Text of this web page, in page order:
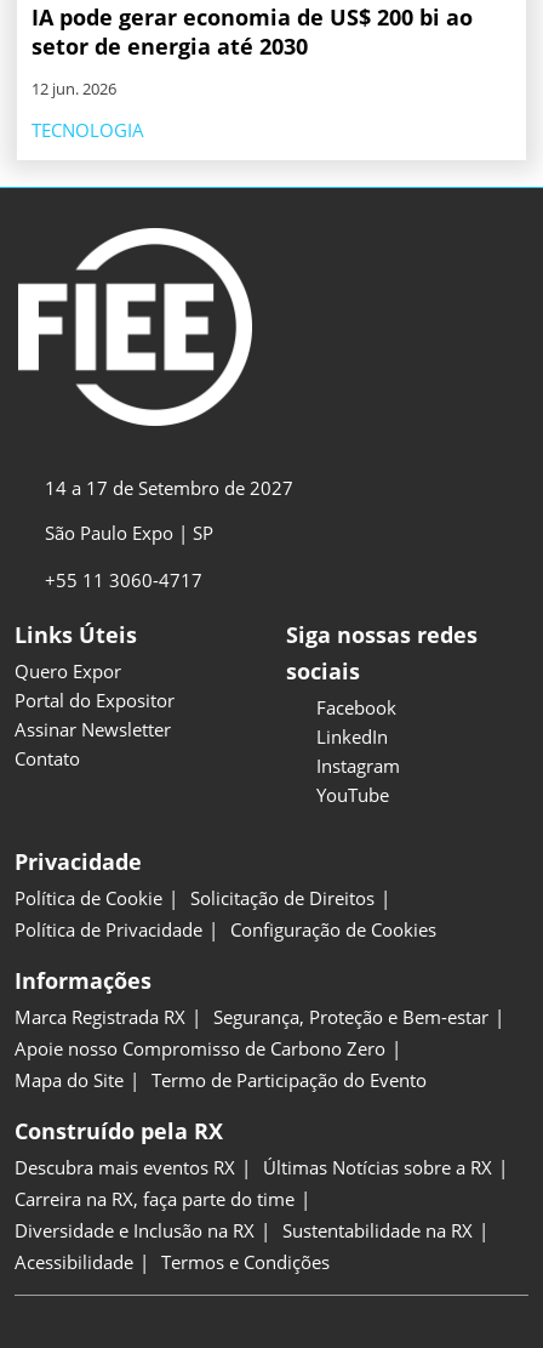
IA pode gerar economia de US$ 200 bi ao
setor de energia até 2030
12 jun. 2026
TECNOLOGIA
14 a 17 de Setembro de 2027
São Paulo Expo | SP
+55 11 3060-4717
Links Úteis
Quero Expor
Portal do Expositor
Assinar Newsletter
Contato
Siga nossas redes
sociais
Facebook
LinkedIn
Instagram
YouTube
Privacidade
Política de Cookie
Solicitação de Direitos
Política de Privacidade
Configuração de Cookies
Informações
Marca Registrada RX
Segurança, Proteção e Bem-estar
Apoie nosso Compromisso de Carbono Zero
Mapa do Site
Termo de Participação do Evento
Construído pela RX
Descubra mais eventos RX
Últimas Notícias sobre a RX
Carreira na RX, faça parte do time
Diversidade e Inclusão na RX
Sustentabilidade na RX
Acessibilidade
Termos e Condições